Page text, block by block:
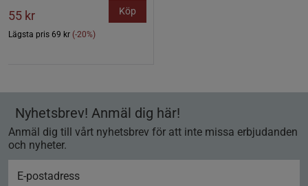
55 kr
Lägsta pris 69 kr (-20%)
Köp
Nyhetsbrev! Anmäl dig här!
Anmäl dig till vårt nyhetsbrev för att inte missa erbjudanden
och nyheter.